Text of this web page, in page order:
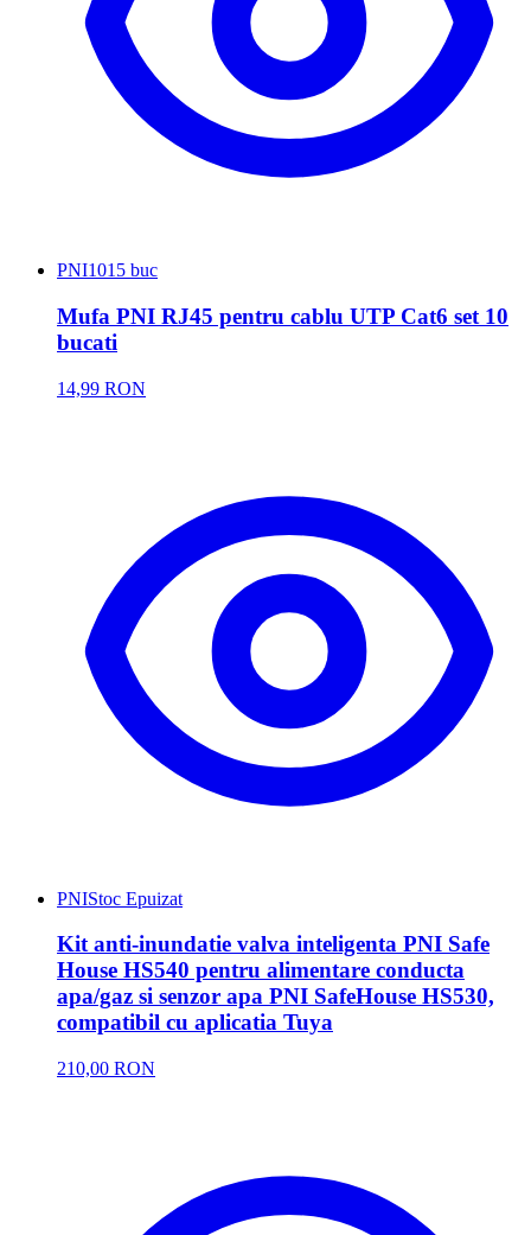
PNI1015 buc
Mufa PNI RJ45 pentru cablu UTP Cat6 set 10
bucati
14,99 RON
PNIStoc Epuizat
Kit anti-inundatie valva inteligenta PNI Safe
House HS540 pentru alimentare conducta
apa/gaz si senzor apa PNI SafeHouse HS530,
compatibil cu aplicatia Tuya
210,00 RON